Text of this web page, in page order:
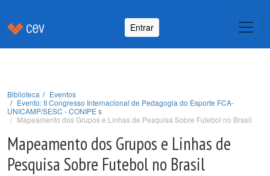
Entrar
Biblioteca
Eventos
Evento: II Congresso Internacional de Pedagogia do Esporte FCA-
UNICAMP/SESC - CONIPE s
Mapeamento dos Grupos e Linhas de Pesquisa Sobre Futebol no Brasil
Mapeamento dos Grupos e Linhas de
Pesquisa Sobre Futebol no Brasil